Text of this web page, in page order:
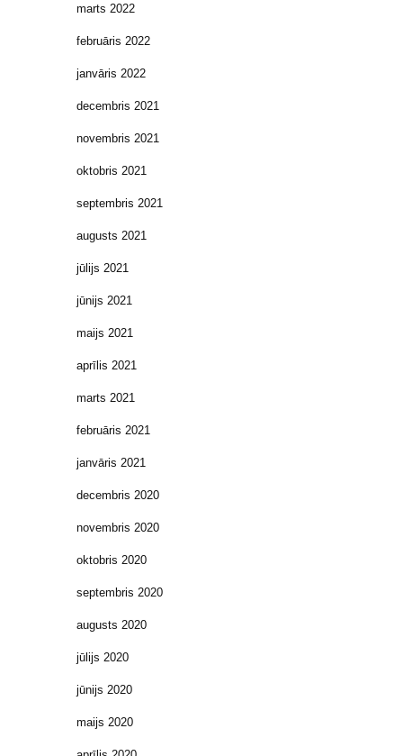
marts 2022
februāris 2022
janvāris 2022
decembris 2021
novembris 2021
oktobris 2021
septembris 2021
augusts 2021
jūlijs 2021
jūnijs 2021
maijs 2021
aprīlis 2021
marts 2021
februāris 2021
janvāris 2021
decembris 2020
novembris 2020
oktobris 2020
septembris 2020
augusts 2020
jūlijs 2020
jūnijs 2020
maijs 2020